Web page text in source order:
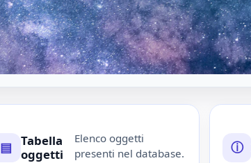
▤
Tabella
oggetti
Elenco oggetti
presenti nel database.
ⓘ